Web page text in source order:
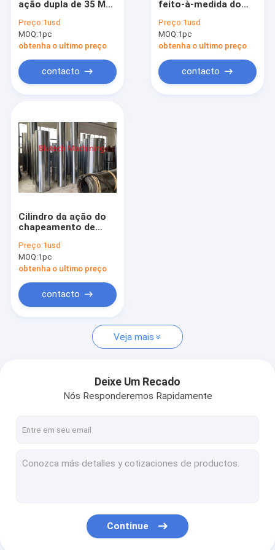
Placa de imprensa de HPL
Moldura do vidro de originais de aço
Moldura do vidro de originais de alumínio
ação dupla de 35 Mpa
hidráulico da
imprensa do CNC
Preço:1usd
MOQ:1pc
obtenha o ultimo preço
contacto
feito-à-medida do
para BMC/GMT
Preço:1usd
MOQ:1pc
obtenha o ultimo preço
contacto
Cilindro da ação do
chapeamento de
imprensa hidráulica
de Elastoforming
Preço:1usd
MOQ:1pc
obtenha o ultimo preço
contacto
Veja mais
Deixe Um Recado
Nós Responderemos Rapidamente
Continue